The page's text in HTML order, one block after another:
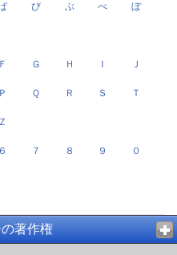
び ぶ べ ぼ
Ｆ Ｇ Ｈ Ｉ Ｊ
Ｐ Ｑ Ｒ Ｓ Ｔ
Ｚ
６ ７ ８ ９ ０
著作権